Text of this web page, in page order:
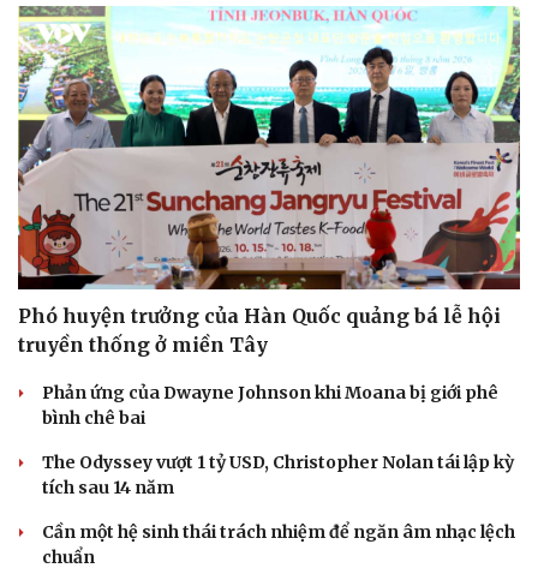
Phó huyện trưởng của Hàn Quốc quảng bá lễ hội
truyền thống ở miền Tây
Phản ứng của Dwayne Johnson khi Moana bị giới phê
bình chê bai
The Odyssey vượt 1 tỷ USD, Christopher Nolan tái lập kỳ
tích sau 14 năm
Cần một hệ sinh thái trách nhiệm để ngăn âm nhạc lệch
chuẩn